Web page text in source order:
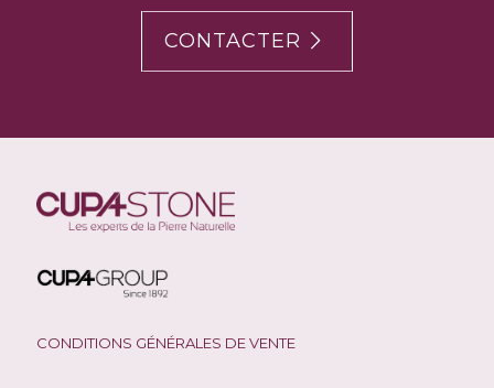
CONTACTER
CONDITIONS GÉNÉRALES DE VENTE